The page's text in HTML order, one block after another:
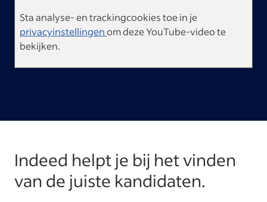
Sta analyse- en trackingcookies toe in je
privacyinstellingenom deze YouTube-video te
bekijken.
Indeed helpt je bij het vinden
van de juiste kandidaten.